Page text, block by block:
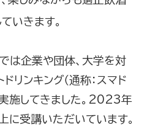
いきます。
は企業や団体、大学を対
リンキング（通称：スマド
実施してきました。2023年
受講いただいています。